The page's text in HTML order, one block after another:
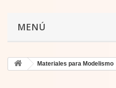
MENÚ
Materiales para Modelismo